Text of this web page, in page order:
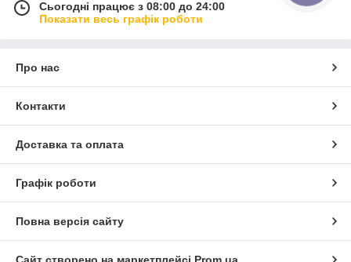
Сьогодні працює з 08:00 до 24:00
Показати весь графік роботи
Про нас
Контакти
Доставка та оплата
Графік роботи
Повна версія сайту